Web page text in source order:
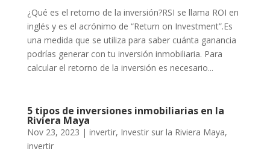
¿Qué es el retorno de la inversión?RSI se llama ROI en
inglés y es el acrónimo de “Return on Investment”.Es
una medida que se utiliza para saber cuánta ganancia
podrías generar con tu inversión inmobiliaria. Para
calcular el retorno de la inversión es necesario...
5 tipos de inversiones inmobiliarias en la
Riviera Maya
Nov 23, 2023 | invertir, Investir sur la Riviera Maya,
invertir